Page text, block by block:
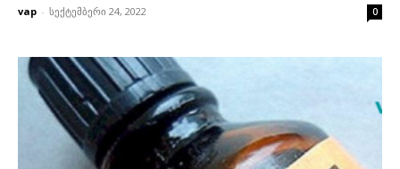
vap - სექტემბერი 24, 2022 0